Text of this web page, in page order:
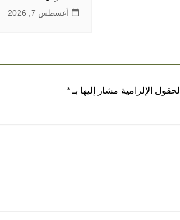
أغسطس 7, 2026
الحقول الإلزامية مشار إليها بـ *